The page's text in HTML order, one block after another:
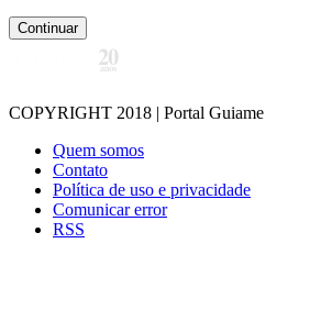
Continuar
COPYRIGHT 2018 | Portal Guiame
Quem somos
Contato
Política de uso e privacidade
Comunicar error
RSS